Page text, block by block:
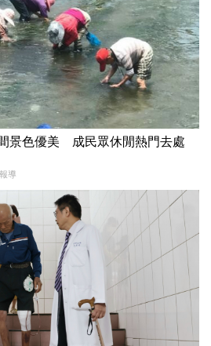
景色優美 成民眾休閒熱門去處
導